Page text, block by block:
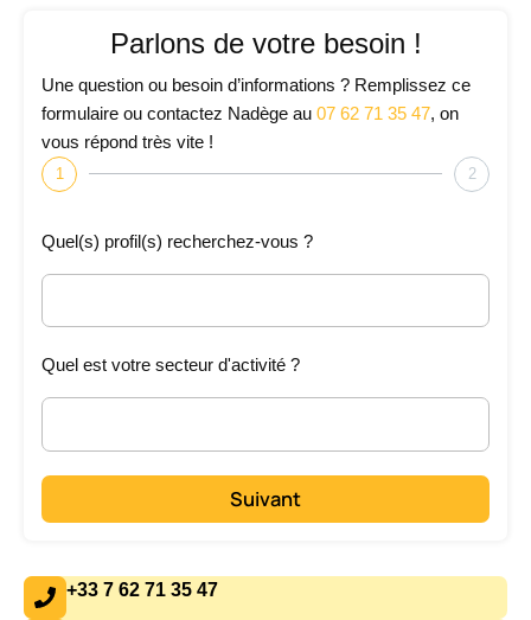
Parlons de votre besoin !
Une question ou besoin d’informations ? Remplissez ce
formulaire ou contactez Nadège au 07 62 71 35 47, on
vous répond très vite !
1 2
Quel(s) profil(s) recherchez-vous ?
Quel est votre secteur d'activité ?
Suivant
+33 7 62 71 35 47